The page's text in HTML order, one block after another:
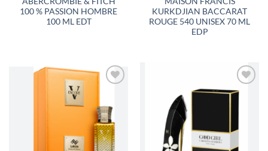
100 % PASSION HOMBRE
100 ML EDT
KURKDJIAN BACCARAT
ROUGE 540 UNISEX 70 ML
EDP
AÑADIR
A LA
LISTA
DE
DESEOS
AÑADIR
DESEOS